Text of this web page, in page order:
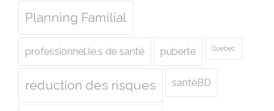
Planning Familial
professionnel.le.s de santé puberté Quebec
réduction des risques santéBD